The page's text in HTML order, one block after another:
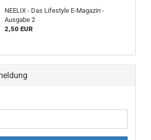
NEELIX - Das Lifestyle E-Magazin -
Ausgabe 2
2,50 EUR